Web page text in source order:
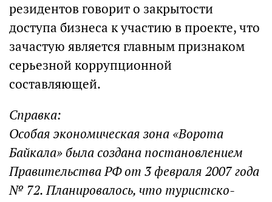
резидентов говорит о закрытости
доступа бизнеса к участию в проекте, что
зачастую является главным признаком
серьезной коррупционной
составляющей.
Справка:
Особая экономическая зона «Ворота
Байкала» была создана постановлением
Правительства РФ от 3 февраля 2007 года
№ 72. Планировалось, что туристско-